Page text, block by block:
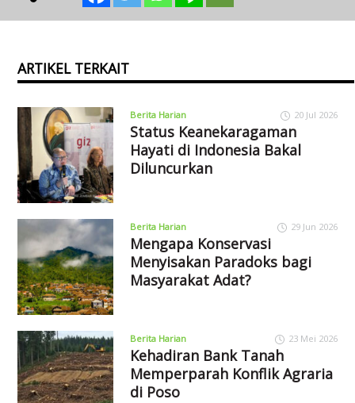
ARTIKEL TERKAIT
Berita Harian 20 Jul 2026
Status Keanekaragaman
Hayati di Indonesia Bakal
Diluncurkan
Berita Harian 29 Jun 2026
Mengapa Konservasi
Menyisakan Paradoks bagi
Masyarakat Adat?
Berita Harian 23 Mei 2026
Kehadiran Bank Tanah
Memperparah Konflik Agraria
di Poso